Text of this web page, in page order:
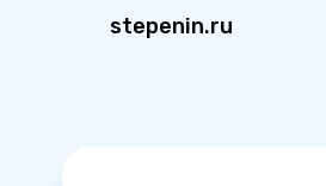
stepenin.ru